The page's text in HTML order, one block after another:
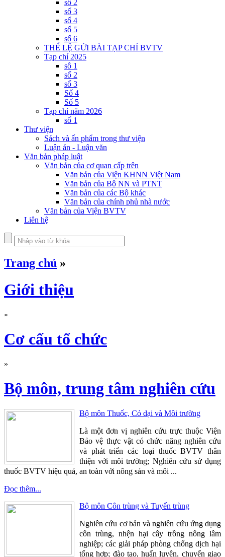
số 2
số 3
số 4
số 5
số 6
THỂ LỆ GỬI BÀI TẠP CHÍ BVTV
Tạp chí 2025
sô 1
số 2
số 3
Số 4
Số 5
Tạp chí năm 2026
số 1
Thư viện
Sách và ấn phẩm trong thư viện
Luận án - Luận văn
Văn bản pháp luật
Văn bản của cơ quan cấp trên
Văn bản của Viện KHNN Việt Nam
Văn bản của Bộ NN và PTNT
Văn bản của các Bộ khác
Văn bản của chính phủ nhà nước
Văn bản của Viện BVTV
Liên hệ
Trang chủ »
Giới thiệu
»
Cơ cấu tổ chức
»
Bộ môn, trung tâm nghiên cứu
Bộ môn Thuốc, Cỏ dại và Môi trường
Là một đơn vị nghiên cứu trực thuộc Viện
Bảo vệ thực vật có chức năng nghiên cứu
và phát triển các loại thuốc BVTV thân
thiện với môi trường; Nghiên cứu sử dụng
thuốc BVTV hiệu quả, an toàn với nông sản và môi ...
Đọc thêm...
Bộ môn Côn trùng và Tuyến trùng
Nghiên cứu cơ bản và nghiên cứu ứng dụng
côn trùng, nhện hại cây trồng nông lâm
nghiệp; các giải pháp phòng chống dịch hại
tổng hợp; đào tạo, huấn luyện, chuyển giao